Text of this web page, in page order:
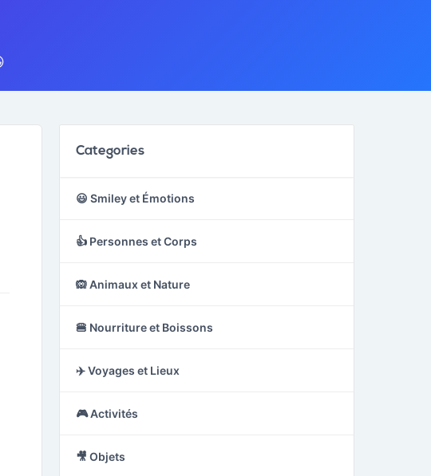
Categories
😃 Smiley et Émotions
👍 Personnes et Corps
🙉 Animaux et Nature
🍔 Nourriture et Boissons
✈️ Voyages et Lieux
🎮 Activités
🎥 Objets